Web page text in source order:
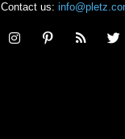
Contact us: